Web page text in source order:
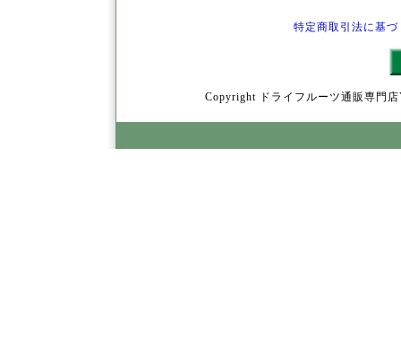
特定商取引法に基づ
Copyright ドライフルーツ通販専門